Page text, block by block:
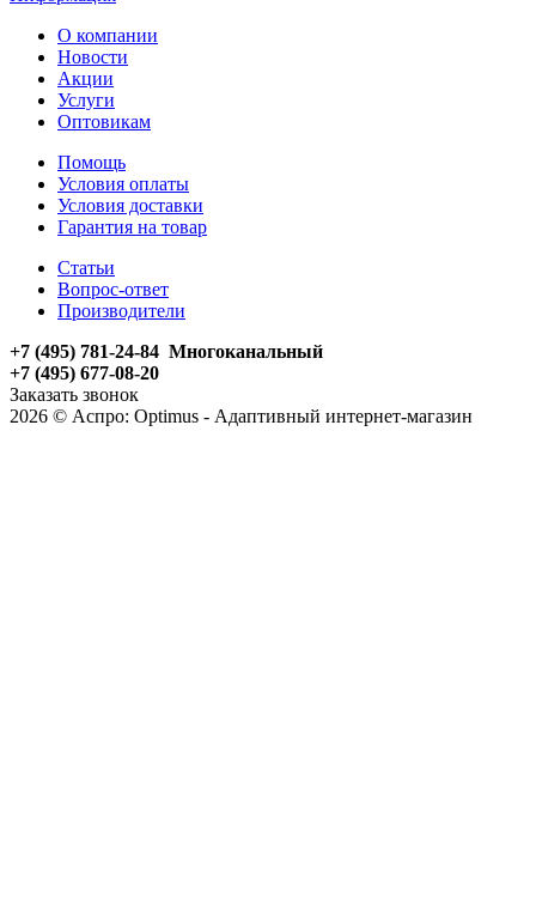
О компании
Новости
Акции
Услуги
Оптовикам
Помощь
Условия оплаты
Условия доставки
Гарантия на товар
Статьи
Вопрос-ответ
Производители
+7 (495) 781-24-84 Многоканальный
+7 (495) 677-08-20
Заказать звонок
2026 © Аспро: Optimus - Адаптивный интернет-магазин